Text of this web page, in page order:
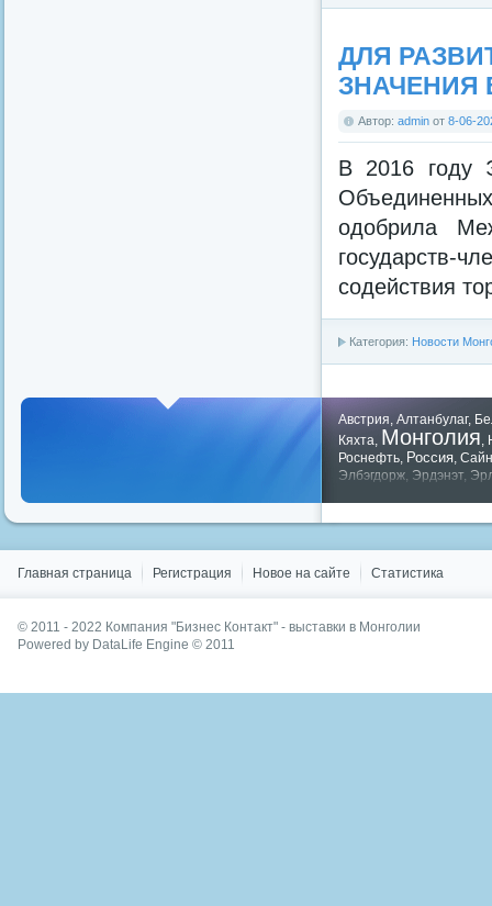
ДЛЯ
Автор: admin от 8-06-
В 2016 году
одобрила
государств-
содействия
Категория: Новости
Австрия, Алтанбулаг,
Кяхта, Монголия,
Роснефть, Россия,
Элбэгдорж, Эрдэнэт,
Главная страница Регистрация Новое на сайте Статистика
© 2011 - 2022 Компания "Бизнес Контакт" - выставки в Монголии
Powered by DataLife Engine © 2011